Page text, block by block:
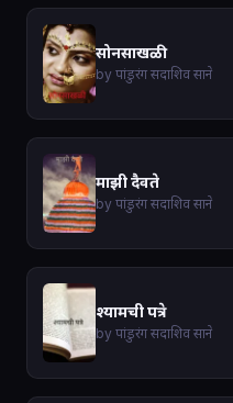
सोनसाखळी
by पांडुरंग सदाशिव साने
माझी दैवते
by पांडुरंग सदाशिव साने
श्यामची पत्रे
by पांडुरंग सदाशिव साने